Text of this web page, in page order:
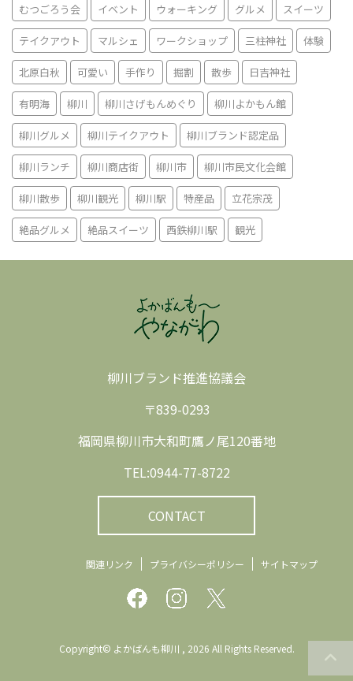
むつごろう会 イベント ウォーキング グルメ スイーツ
テイクアウト マルシェ ワークショップ 三柱神社 体験
北原白秋 可愛い 手作り 掘割 散歩 日吉神社
有明海 柳川 柳川さげもんめぐり 柳川よかもん館
柳川グルメ 柳川テイクアウト 柳川ブランド認定品
柳川ランチ 柳川商店街 柳川市 柳川市民文化会館
柳川散歩 柳川観光 柳川駅 特産品 立花宗茂
絶品グルメ 絶品スイーツ 西鉄柳川駅 観光
柳川ブランド推進協議会
〒839-0293
福岡県柳川市大和町鷹ノ尾120番地
TEL:0944-77-8722
CONTACT
関連リンク プライバシーポリシー サイトマップ
Copyright© よかばんも柳川 , 2026 All Rights Reserved.